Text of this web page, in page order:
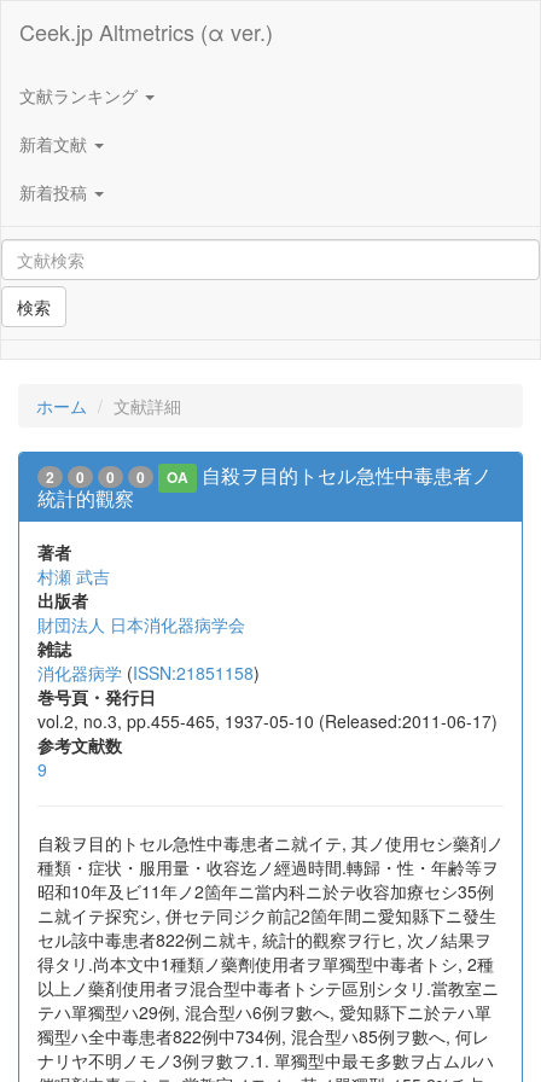
Ceek.jp Altmetrics (α ver.)
文献ランキング
新着文献
新着投稿
検索
ホーム 文献詳細
2 0 0 0 OA
自殺ヲ目的トセル急性中毒患者ノ
統計的觀察
著者
村瀬 武吉
出版者
財団法人 日本消化器病学会
雑誌
消化器病学 (ISSN:21851158)
巻号頁・発行日
vol.2, no.3, pp.455-465, 1937-05-10 (Released:2011-06-17)
参考文献数
9
自殺ヲ目的トセル急性中毒患者ニ就イテ, 其ノ使用セシ藥剤ノ
種類・症状・服用量・收容迄ノ經過時間.轉歸・性・年齢等ヲ
昭和10年及ビ11年ノ2箇年ニ當内科ニ於テ收容加療セシ35例
ニ就イテ探究シ, 併セテ同ジク前記2箇年間ニ愛知縣下ニ發生
セル該中毒患者822例ニ就キ, 統計的觀察ヲ行ヒ, 次ノ結果ヲ
得タリ.尚本文中1種類ノ藥劑使用者ヲ單獨型中毒者トシ, 2種
以上ノ藥剤使用者ヲ混合型中毒者トシテ區別シタリ.當教室ニ
テハ單獨型ハ29例, 混合型ハ6例ヲ數へ, 愛知縣下ニ於テハ單
獨型ハ全中毒患者822例中734例, 混合型ハ85例ヲ數へ, 何レ
ナリヤ不明ノモノ3例ヲ數フ.1. 單獨型中最モ多數ヲ占ムルハ